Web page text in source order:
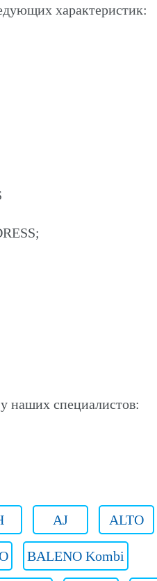
характеристик:
наших специалистов:
AJ ALTO
BALENO Kombi